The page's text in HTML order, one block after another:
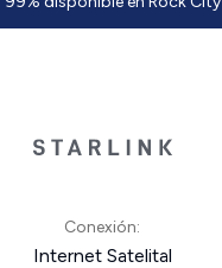
Conexión:
Internet Satelital